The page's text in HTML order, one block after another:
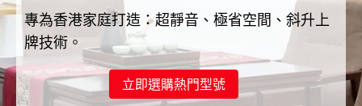
專為香港家庭打造：超靜音、極省空間、斜升上
牌技術。
立即選購熱門型號